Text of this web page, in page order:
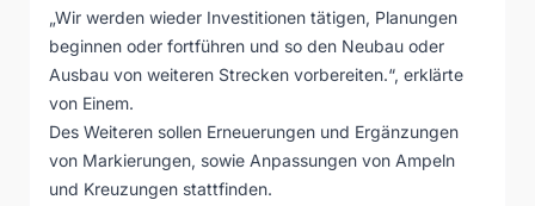
„Wir werden wieder Investitionen tätigen, Planungen
beginnen oder fortführen und so den Neubau oder
Ausbau von weiteren Strecken vorbereiten.“, erklärte
von Einem.
Des Weiteren sollen Erneuerungen und Ergänzungen
von Markierungen, sowie Anpassungen von Ampeln
und Kreuzungen stattfinden.